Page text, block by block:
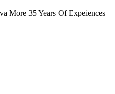
More 35 Years Of Expeiences